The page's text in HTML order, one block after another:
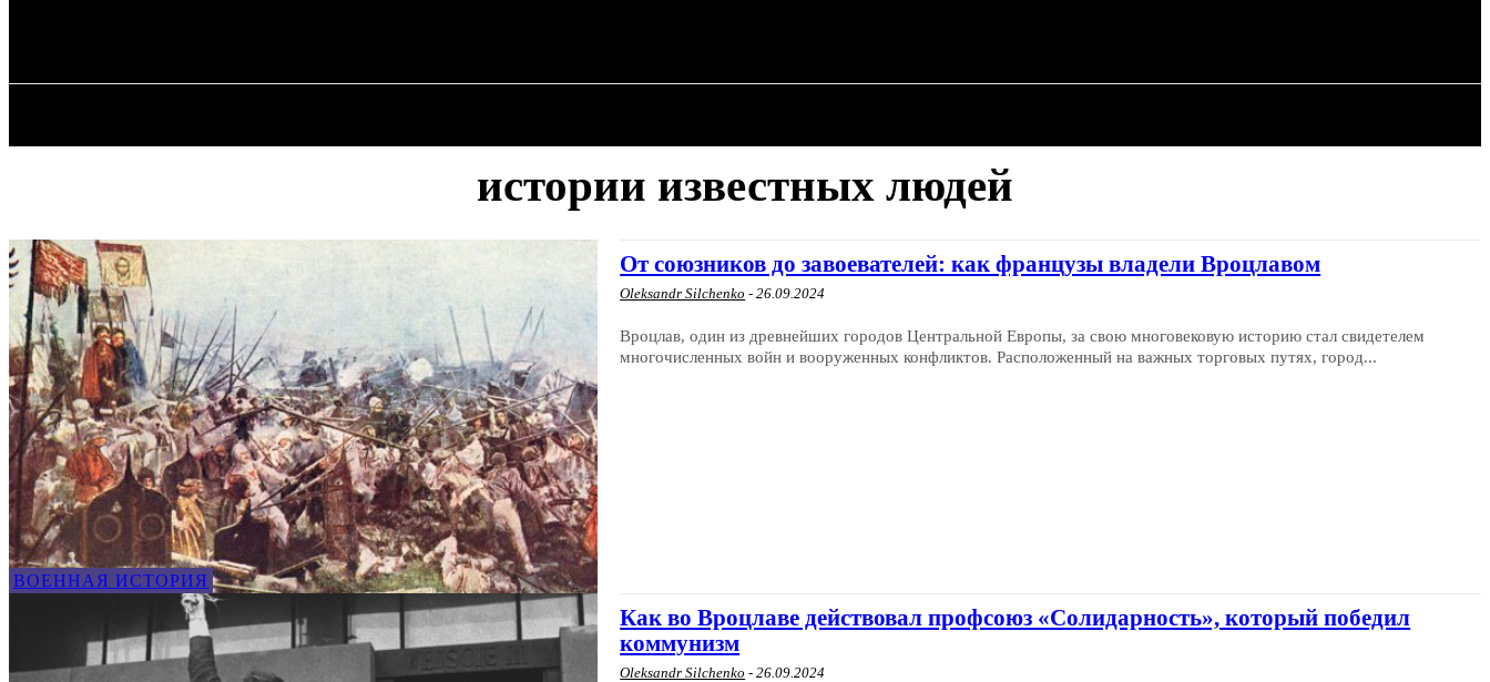
истории известных людей
ВОЕННАЯ ИСТОРИЯ
От союзников до завоевателей: как французы владели Вроцлавом
Oleksandr Silchenko - 26.09.2024
Вроцлав, один из древнейших городов Центральной Европы, за свою многовековую историю стал свидетелем
многочисленных войн и вооруженных конфликтов. Расположенный на важных торговых путях, город...
Как во Вроцлаве действовал профсоюз «Солидарность», который победил
коммунизм
Oleksandr Silchenko - 26.09.2024